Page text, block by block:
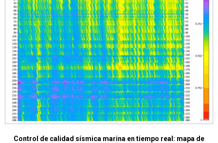
Control de calidad sísmica marina en tiempo real: mapa de